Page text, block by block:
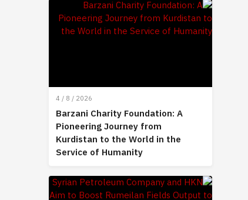
4 / 8 / 2026
Barzani Charity Foundation: A
Pioneering Journey from
Kurdistan to the World in the
Service of Humanity